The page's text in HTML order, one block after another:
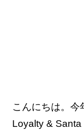
こんにちは。今
Loyalty &